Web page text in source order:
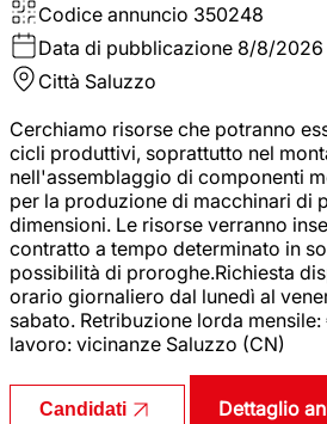
Codice annuncio 350248
Data di pubblicazione 8/8/2026
Città Saluzzo
Cerchiamo risorse che potranno
cicli produttivi, soprattutto nel
nell'assemblaggio di componenti
per la produzione di macchinari di
dimensioni. Le risorse verranno
contratto a tempo determinato in
possibilità di proroghe.Richiesta
orario giornaliero dal lunedì al
sabato. Retribuzione lorda
lavoro: vicinanze Saluzzo (CN)
Candidati Dettaglio